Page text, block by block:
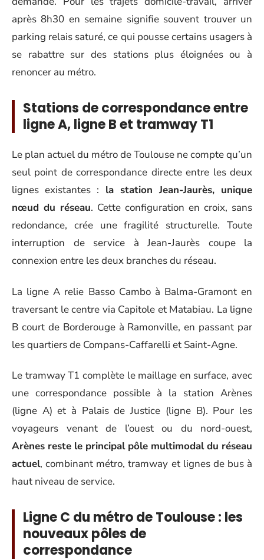
après 8h30 en semaine signifie souvent trouver un
parking relais saturé, ce qui pousse certains usagers à
se rabattre sur des stations plus éloignées ou à
renoncer au métro.
Stations de correspondance entre
ligne A, ligne B et tramway T1
Le plan actuel du métro de Toulouse ne compte qu’un
seul point de correspondance directe entre les deux
lignes existantes : la station Jean-Jaurès, unique
nœud du réseau. Cette configuration en croix, sans
redondance, crée une fragilité structurelle. Toute
interruption de service à Jean-Jaurès coupe la
connexion entre les deux branches du réseau.
La ligne A relie Basso Cambo à Balma-Gramont en
traversant le centre via Capitole et Matabiau. La ligne
B court de Borderouge à Ramonville, en passant par
les quartiers de Compans-Caffarelli et Saint-Agne.
Le tramway T1 complète le maillage en surface, avec
une correspondance possible à la station Arènes
(ligne A) et à Palais de Justice (ligne B). Pour les
voyageurs venant de l’ouest ou du nord-ouest,
Arènes reste le principal pôle multimodal du réseau
actuel, combinant métro, tramway et lignes de bus à
haut niveau de service.
Ligne C du métro de Toulouse : les
nouveaux pôles de
correspondance